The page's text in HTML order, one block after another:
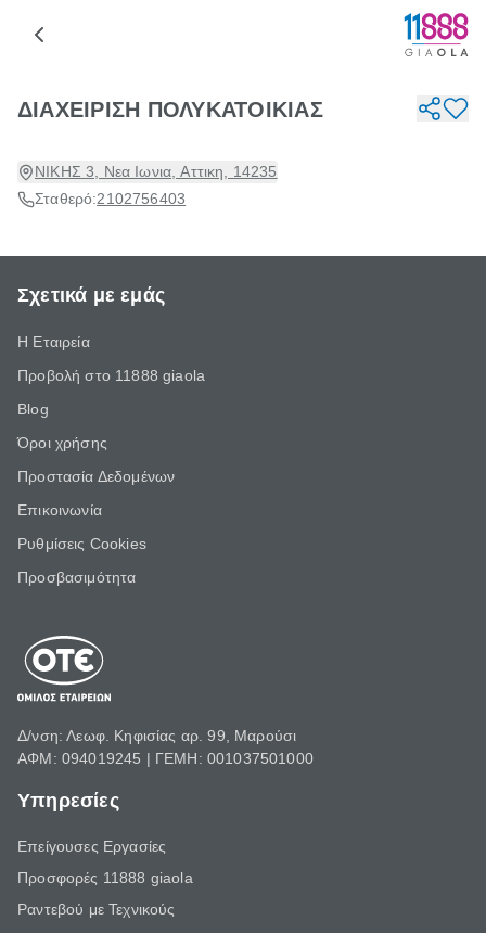
ΔΙΑΧΕΙΡΙΣΗ ΠΟΛΥΚΑΤΟΙΚΙΑΣ
ΝΙΚΗΣ 3, Νεα Ιωνια, Αττικη, 14235
Σταθερό:2102756403
Σχετικά με εμάς
Η Εταιρεία
Προβολή στο 11888 giaola
Blog
Όροι χρήσης
Προστασία Δεδομένων
Επικοινωνία
Ρυθμίσεις Cookies
Προσβασιμότητα
Δ/νση: Λεωφ. Κηφισίας αρ. 99, Μαρούσι
ΑΦΜ: 094019245 | ΓΕΜΗ: 001037501000
Υπηρεσίες
Επείγουσες Εργασίες
Προσφορές 11888 giaola
Ραντεβού με Τεχνικούς